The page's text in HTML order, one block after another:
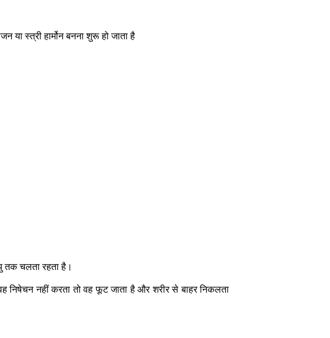
या स्त्री हार्मोन बनना शुरू हो जाता है
तक चलता रहता है।
नहीं करता तो वह फूट जाता है और शरीर से बाहर निकलता